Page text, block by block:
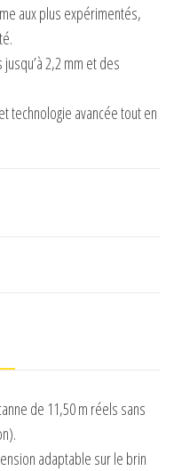
aux plus expérimentés,
2,2 mm et des
technologie avancée tout en
de 11,50 m réels sans
adaptable sur le brin